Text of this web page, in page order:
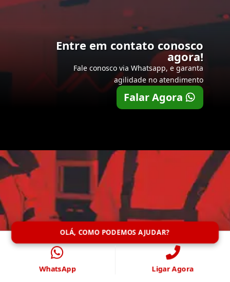
Entre em contato conosco
agora!
Fale conosco via Whatsapp, e garanta
agilidade no atendimento
Falar Agora
OLÁ, COMO PODEMOS AJUDAR?
WhatsApp Ligar Agora